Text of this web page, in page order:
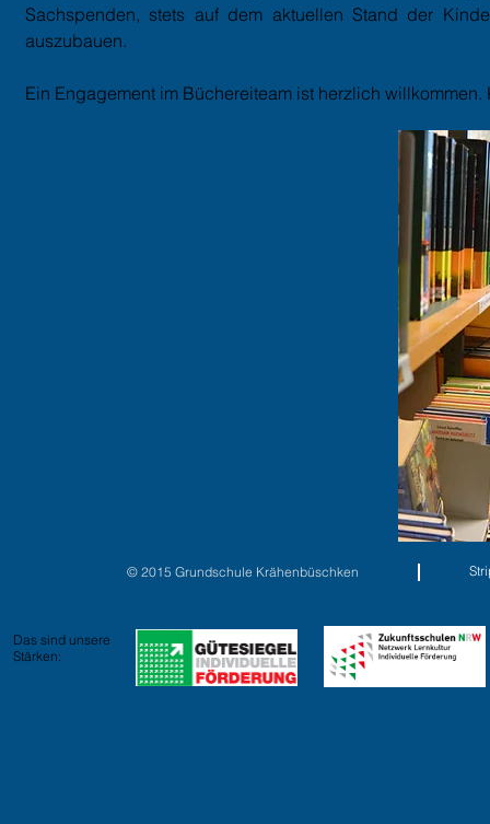
Sachspenden, stets auf dem aktuellen Stand der
auszubauen.
Ein Engagement im Büchereiteam ist herzlich
© 2015 Grundschule Krähenbüschken
Das sind unsere
Stärken: